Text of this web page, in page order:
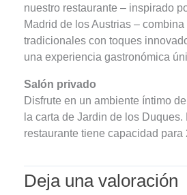
nuestro restaurante – inspirado
Madrid de los Austrias – combina
tradicionales con toques
una experiencia gastronómica
Salón privado
Disfrute en un ambiente íntimo
la carta de Jardin de los Duques.
restaurante tiene capacidad para
Deja una valoración